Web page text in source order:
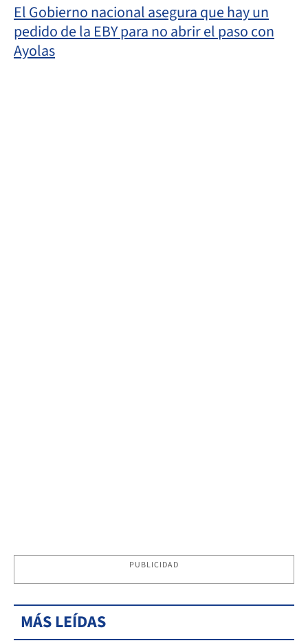
El Gobierno nacional asegura que hay un
pedido de la EBY para no abrir el paso con
Ayolas
PUBLICIDAD
MÁS LEÍDAS